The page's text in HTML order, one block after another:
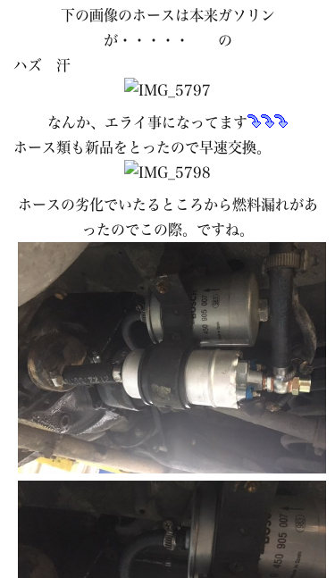
下の画像のホースは本来ガソリン
が・・・・・ の
ハズ 汗
なんか、エライ事になってます
ホース類も新品をとったので早速交換。
ホースの劣化でいたるところから燃料漏れがあ
ったのでこの際。ですね。